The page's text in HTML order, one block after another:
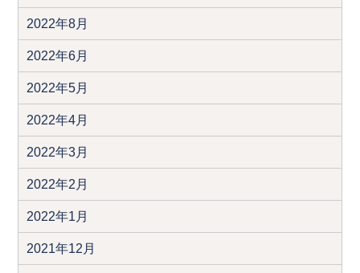
2022年8月
2022年6月
2022年5月
2022年4月
2022年3月
2022年2月
2022年1月
2021年12月